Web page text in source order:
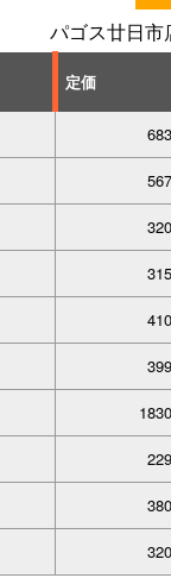
パゴス廿日
定価